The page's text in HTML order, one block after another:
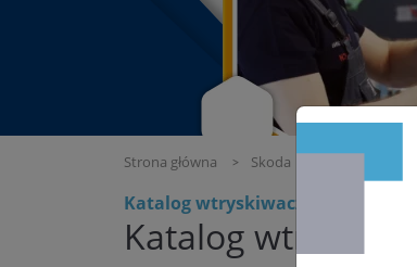
Strona główna Skoda
Katalog wtryskiwaczy Siemens
Katalog